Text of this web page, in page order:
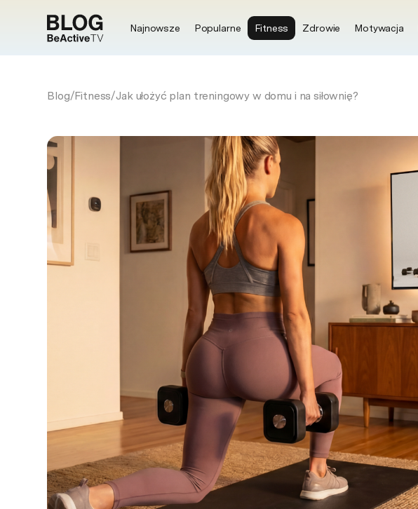
Najnowsze Popularne Fitness Zdrowie Motywacja
Blog/Fitness/Jak ułożyć plan treningowy w domu i na siłownię?